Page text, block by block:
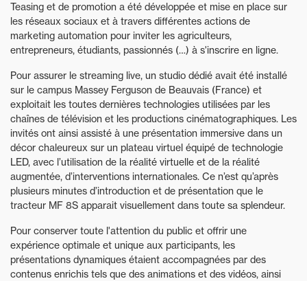
Teasing et de promotion a été développée et mise en place sur
les réseaux sociaux et à travers différentes actions de
marketing automation pour inviter les agriculteurs,
entrepreneurs, étudiants, passionnés (…) à s'inscrire en ligne.
Pour assurer le streaming live, un studio dédié avait été installé
sur le campus Massey Ferguson de Beauvais (France) et
exploitait les toutes dernières technologies utilisées par les
chaînes de télévision et les productions cinématographiques. Les
invités ont ainsi assisté à une présentation immersive dans un
décor chaleureux sur un plateau virtuel équipé de technologie
LED, avec l’utilisation de la réalité virtuelle et de la réalité
augmentée, d’interventions internationales. Ce n’est qu’après
plusieurs minutes d’introduction et de présentation que le
tracteur MF 8S apparait visuellement dans toute sa splendeur.
Pour conserver toute l'attention du public et offrir une
expérience optimale et unique aux participants, les
présentations dynamiques étaient accompagnées par des
contenus enrichis tels que des animations et des vidéos, ainsi